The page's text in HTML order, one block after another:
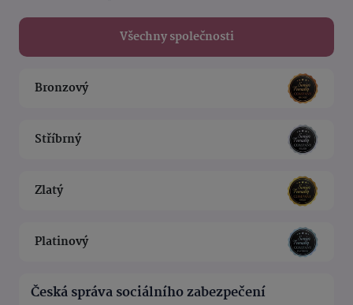
Všechny společnosti
Bronzový
Stříbrný
Zlatý
Platinový
Česká správa sociálního zabezpečení